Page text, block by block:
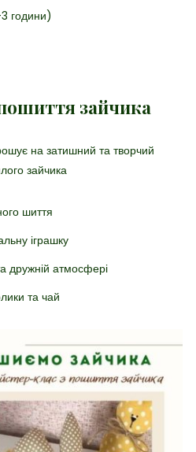
години)
зайчика
на затишний та творчий
зайчика
шиття
іграшку
дружній атмосфері
та чай